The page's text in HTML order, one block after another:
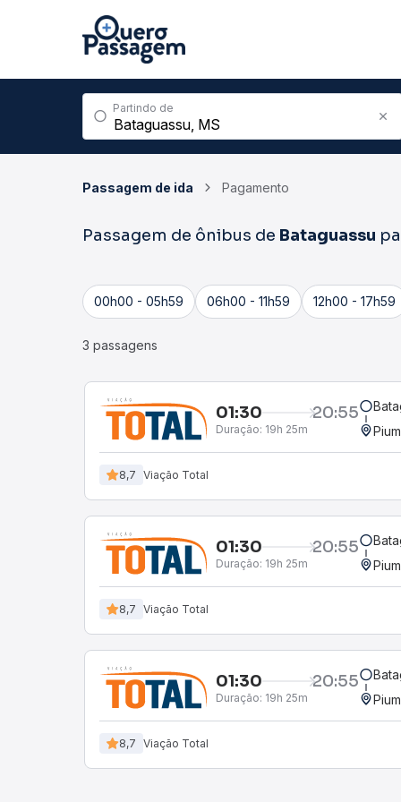
Partindo de
Passagem de ida Pagamento
Passagem de ônibus de Bataguassu
00h00 - 05h59 06h00 - 11h59 12h00 - 17h59
3 passagens
01:30 20:55
Duração: 19h 25m
8,7 Viação Total
01:30 20:55
Duração: 19h 25m
8,7 Viação Total
01:30 20:55
Duração: 19h 25m
8,7 Viação Total